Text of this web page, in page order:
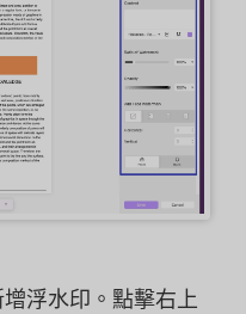
浮水印。點擊右上